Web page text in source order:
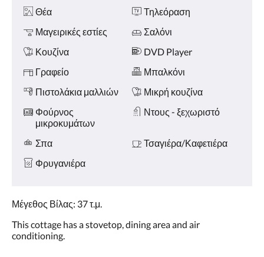
Θέα
Τηλεόραση
Μαγειρικές εστίες
Σαλόνι
Κουζίνα
DVD Player
Γραφείο
Μπαλκόνι
Πιστολάκια μαλλιών
Μικρή κουζίνα
Φούρνος
μικροκυμάτων
Ντους - ξεχωριστό
Σπα
Τσαγιέρα/Καφετιέρα
Φρυγανιέρα
Μέγεθος Βίλας: 37 τ.μ.
This cottage has a stovetop, dining area and air
conditioning.